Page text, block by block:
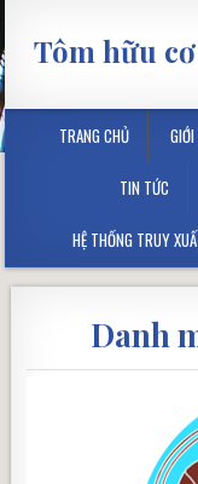
Tôm hữu
TRANG CHỦ
TIN TỨC
HỆ THỐNG TRUY
Danh